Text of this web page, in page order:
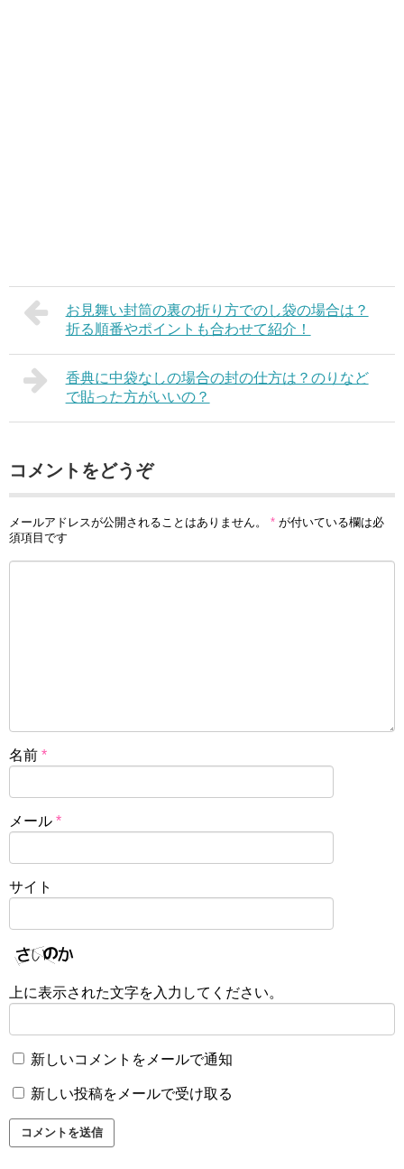
お見舞い封筒の裏の折り方でのし袋の場合は？
折る順番やポイントも合わせて紹介！
香典に中袋なしの場合の封の仕方は？のりなど
で貼った方がいいの？
コメントをどうぞ
メールアドレスが公開されることはありません。 * が付いている欄は必
須項目です
名前 *
メール *
サイト
上に表示された文字を入力してください。
新しいコメントをメールで通知
新しい投稿をメールで受け取る